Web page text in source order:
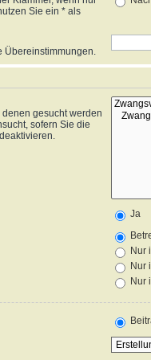
Sie ein * als
Übereinstimmungen.
gesucht werden
sofern Sie die
Ja
Nur
Nur
Nur